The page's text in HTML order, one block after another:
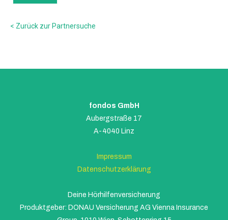
< Zurück zur Partnersuche
fondos GmbH
Aubergstraße 17
A-4040 Linz
Impressum
Datenschutzerklärung
Deine Hörhilfenversicherung
Produktgeber: DONAU Versicherung AG Vienna Insurance